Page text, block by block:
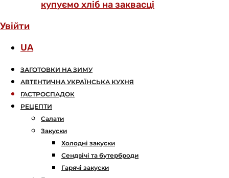
купуємо хліб на заквасці
Увійти
UA
ЗАГОТОВКИ НА ЗИМУ
АВТЕНТИЧНА УКРАЇНСЬКА КУХНЯ
ГАСТРОСПАДОК
РЕЦЕПТИ
Салати
Закуски
Холодні закуски
Сендвічі та бутерброди
Гарячі закуски